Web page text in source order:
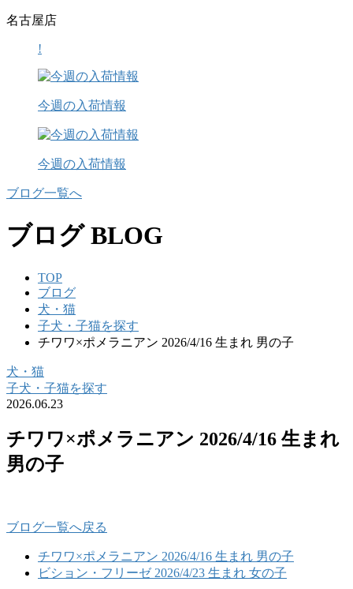
名古屋店
!
今週の入荷情報
今週の入荷情報
ブログ一覧へ
ブログ BLOG
TOP
ブログ
犬・猫
子犬・子猫を探す
チワワ×ポメラニアン 2026/4/16 生まれ 男の子
犬・猫
子犬・子猫を探す
2026.06.23
チワワ×ポメラニアン 2026/4/16 生まれ
男の子
ブログ一覧へ戻る
チワワ×ポメラニアン 2026/4/16 生まれ 男の子
ビション・フリーゼ 2026/4/23 生まれ 女の子